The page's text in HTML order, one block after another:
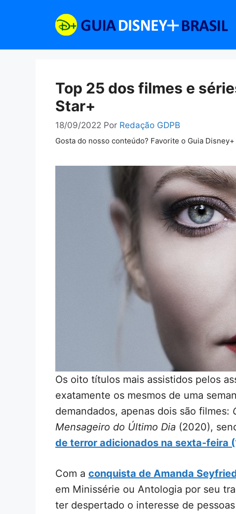
Top 25 dos filmes e
Star+
18/09/2022 Por Redação GDPB
Gosta do nosso conteúdo? Favorite o Guia
Os oito títulos mais assistidos pelos
exatamente os mesmos de uma
demandados, apenas dois são filmes:
Mensageiro do Último Dia (2020),
de terror adicionados na sexta-feira
Com a conquista de Amanda
em Minissérie ou Antologia por seu
ter despertado o interesse de